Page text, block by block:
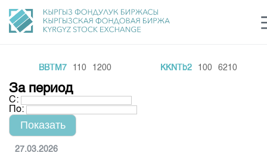
Финансовый рынок KG
О нас
Общая информация
Направления
BBTM7 110 1200 KKNTb2 100 6210
За период
С:
По:
27.03.2026